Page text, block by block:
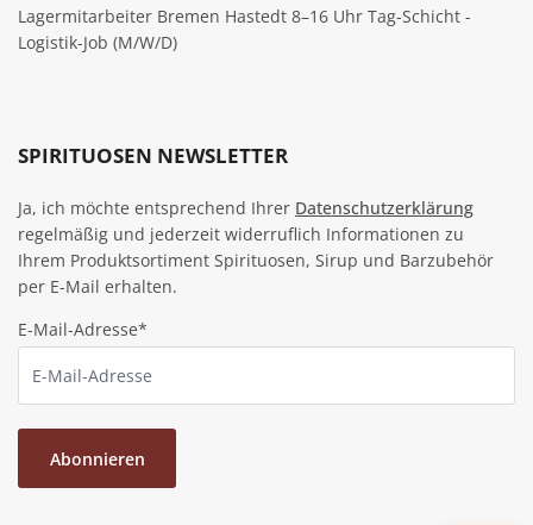
Lagermitarbeiter Bremen Hastedt 8–16 Uhr Tag-Schicht -
Logistik-Job (M/W/D)
SPIRITUOSEN NEWSLETTER
Ja, ich möchte entsprechend Ihrer Datenschutzerklärung
regelmäßig und jederzeit widerruflich Informationen zu
Ihrem Produktsortiment Spirituosen, Sirup und Barzubehör
per E-Mail erhalten.
E-Mail-Adresse*
Abonnieren